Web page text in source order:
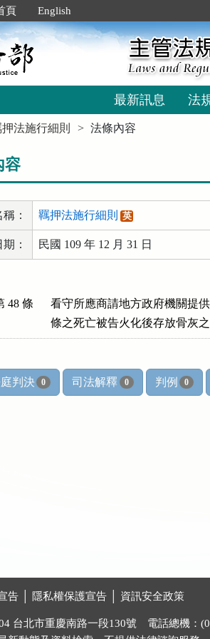
頁 English
最新訊息 法
法施行細則 法條內容
容
： 羈押法施行細則 英
： 民國 109 年 12 月 31 日
48 條
看守所應商請地方政府機關提
條之死亡被告火化後存放骨灰之
判決 0 司法解釋 0 判例 0
告 隱私權保護宣告 資訊安全政策
台北市重慶南路一段130號 電話總機：